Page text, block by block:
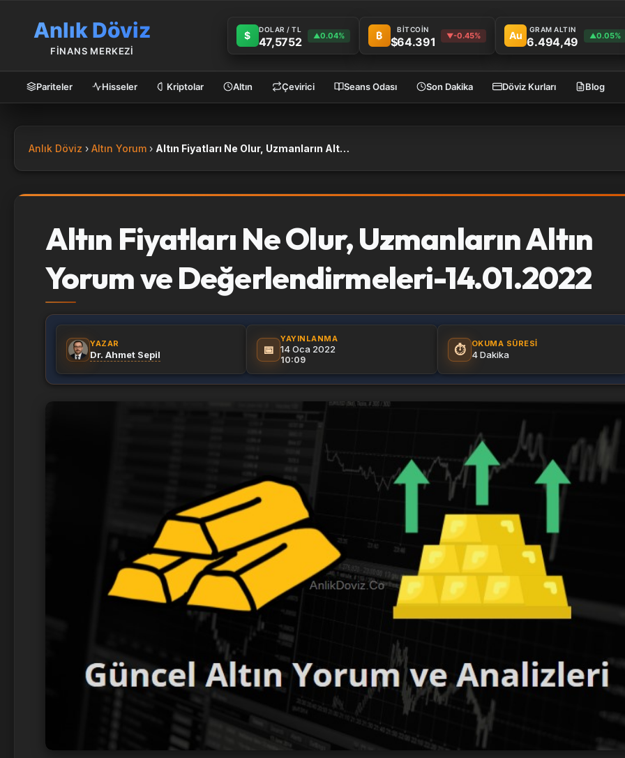
Anlık Döviz
FİNANS MERKEZİ
$ DOLAR / TL
47,5752 ▲0.04% ₿ BİTCOİN
$64.391 ▼-0.45% Au GRAM ALTIN
6.494,49 ▲0.05%
Pariteler Hisseler Kriptolar Altın Çevirici Seans Odası Son Dakika Döviz Kurları Blog
Anlık Döviz Altın Yorum Altın Fiyatları Ne Olur, Uzmanların Altın Yorum ve Değerlendirmeleri-14.01.2022
Altın Fiyatları Ne Olur, Uzmanların Altın
Yorum ve Değerlendirmeleri-14.01.2022
YAZAR
Dr. Ahmet Sepil 📅
YAYINLANMA
14 Oca 2022
10:09
⏱️ OKUMA SÜRESI
4 Dakika